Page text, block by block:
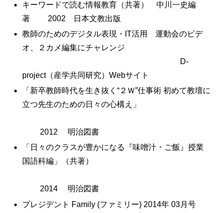
キーワードで読む情報教育（共著） 中川一史編
著 2002 日本文教出版
教師のためのデジタル表現・IT活用 運動会のビデ
オ、２カメ編集にチャレンジ
D-
project（産学共同研究）Webサイト
「新卒教師時代を生き抜く“２Ｗ”仕事術 初めて教壇に
立つ先生のための日々の心構え」
2012 明治図書
「日々のクラスが豊かになる『味噌汁・ご飯』授業
国語科編」（共著）
2014 明治図書
プレジデント Family (ファミリー) 2014年 03月号